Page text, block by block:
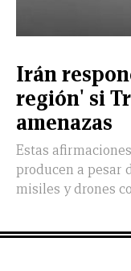
Irán
región' si
amenazas
Estas
producen a pesar
misiles y drones